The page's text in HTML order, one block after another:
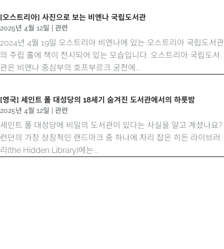
[오스트리아] 사진으로 보는 비엔나 국립도서관
2025년 4월 12일 관련
2024년 4월 19일 오스트리아 비엔나에 있는 오스트리아 국립도서관
의 주립 홀에 책이 전시되어 있는 모습입니다. 오스트리아 국립도서
관은 비엔나 중심부의 호프부르크 궁전에...
[영국] 세인트 폴 대성당의 18세기 숨겨진 도서관에서의 하룻밤
2025년 4월 12일 관련
세인트 폴 대성당에 비밀의 도서관이 있다는 사실을 알고 계셨나요?
런던의 가장 상징적인 랜드마크 중 하나에 자리 잡은 히든 라이브러
리(the Hidden Library)에는...